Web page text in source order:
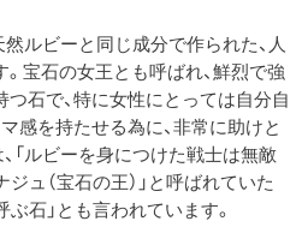
ルビーと同じ成分で作られた、人
宝石の女王とも呼ばれ、鮮烈で強
石で、特に女性にとっては自分自
感を持たせる為に、非常に助けと
「ルビーを身につけた戦士は無敵
ュ（宝石の王）」と呼ばれていた
ぶ石」とも言われています。